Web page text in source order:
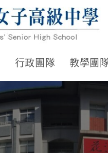
行政團隊 教學團